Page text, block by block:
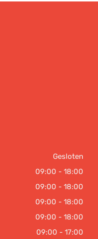
Gesloten
09:00 - 18:00
09:00 - 18:00
09:00 - 18:00
09:00 - 18:00
09:00 - 17:00